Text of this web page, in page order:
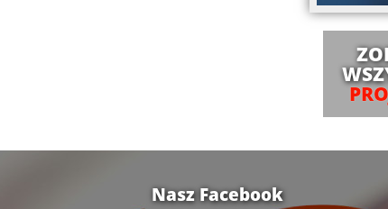
Nasz Facebook